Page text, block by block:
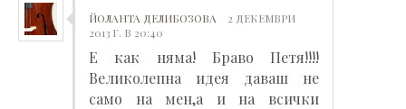
ЙОЛАНТА ДЕЛИБОЗОВА
2 ДЕКЕМВРИ
2013 Г. В 20:40
Е как няма! Браво Петя!!!!
Великолепна идея даваш не
само на мен,а и на всички